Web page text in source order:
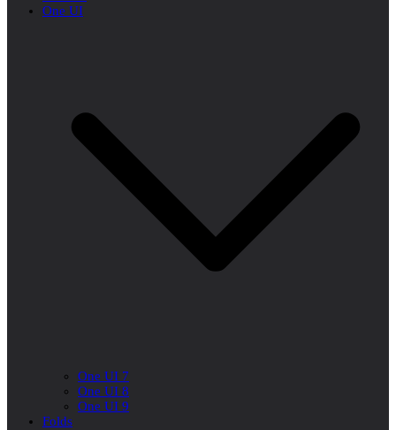
One UI
One UI 7
One UI 8
One UI 9
Folds